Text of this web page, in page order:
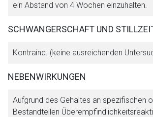
ein Abstand von 4 Wochen einzuhalten.
SCHWANGERSCHAFT UND
Kontraind. (keine ausreichenden
NEBENWIRKUNGEN
Aufgrund des Gehaltes an spezifischen
Bestandteilen